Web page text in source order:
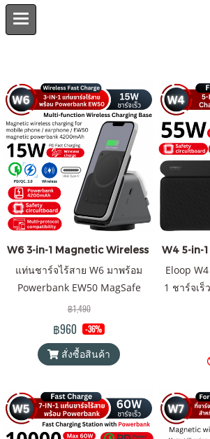
W6 3-in-1 Magnetic Wireless Stand ราค
แท่นชาร์จไร้สาย W6 มาพร้อม
Powerbank EW50 MagSafe
4200mAh แบตสำรองระบบแม่
เหล็ก Magnetic สินค้าของแท้
100% Orsen by Eloop ได้รับ
มาตรฐานมอก.2879-2560 รับ
฿1,490
฿960 -36%
สั่งซื้อสินค้า
W4 5-in-
Eloop
1 ชาร์จเร็